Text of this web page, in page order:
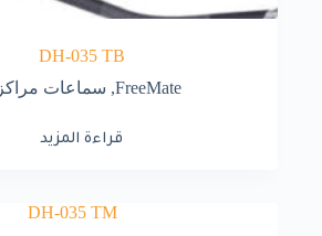
DH-035 TB
FreeMate
, سماعات مراكز
قراءة المزيد